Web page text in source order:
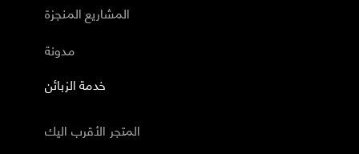
المشاريع المنجزة
مدونة
خدمة الزبائن
المتجر الأقرب اليك